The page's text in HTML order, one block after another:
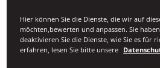
Hier können Sie die Dienste, die wir auf
möchten,bewerten und anpassen. Sie
deaktivieren Sie die Dienste, wie Sie es für
erfahren, lesen Sie bitte unsere